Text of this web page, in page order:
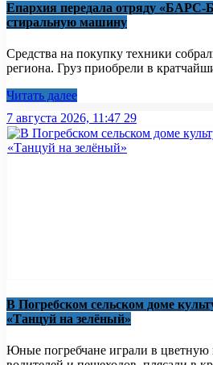
Епархия передала отряду «БАРС-
стиральную машину
Средства на покупку техники
региона. Груз приобрели в
Читать далее
7 августа 2026, 11:47 29
В Погребском сельском доме
«Танцуй на зелёный»
Юные погребчане играли в цветную